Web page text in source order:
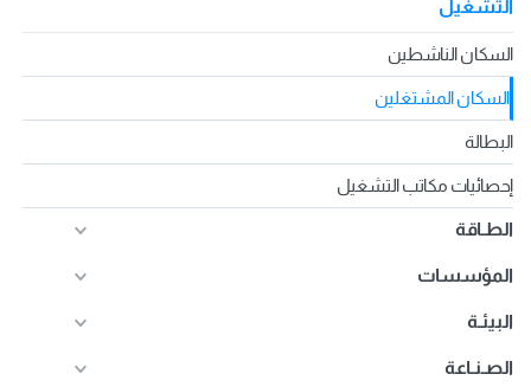
التشغيل
السكان الناشطين
السكان المشتغلين
البطالة
إحصائيات مكاتب التشغيل
الطـاقة
المؤسسات
البيئـة
الصـنـاعة